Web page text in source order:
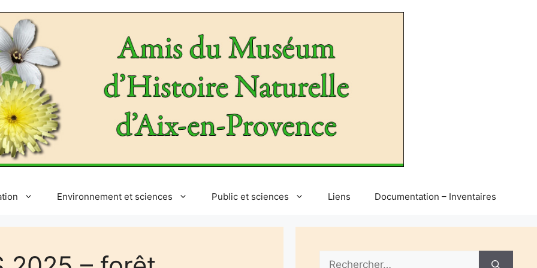
Environnement et sciences Public et sciences Liens Documentation – Inventaires
Rechercher :